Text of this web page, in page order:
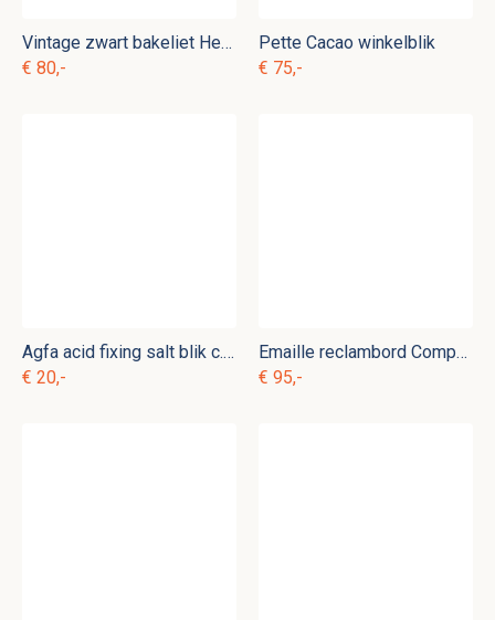
Vintage zwart bakeliet Heemaf telefoon
€ 80,-
Pette Cacao winkelblik
€ 75,-
Agfa acid fixing salt blik c. b 1
€ 20,-
Emaille reclambord Compagnie Assurances Générales de Paris
€ 95,-